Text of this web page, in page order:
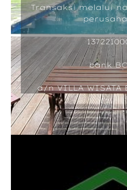
Transaksi melalui
bank
a/n VILLA WISATA